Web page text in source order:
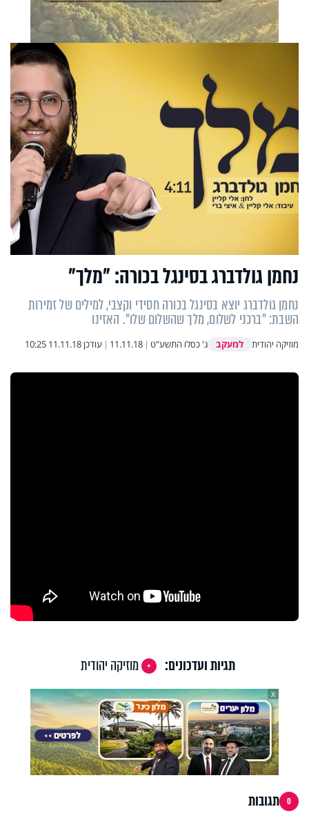
נחמן גולדברג בסינגל בכורה: "מלך"
נחמן גולדברג יוצא בסינגל בכורה חסידי וקצבי, למילים של זמירות
השבת: "ברכני לשלום, מלך שהשלום שלו". האזינו
מוזיקה יהודית למעקב ג' כסלו התשע"ט |
11.11.18
| עודכן11.11.18 10:25
תגיות ועדכונים: מוזיקה יהודית
X
0 תגובות